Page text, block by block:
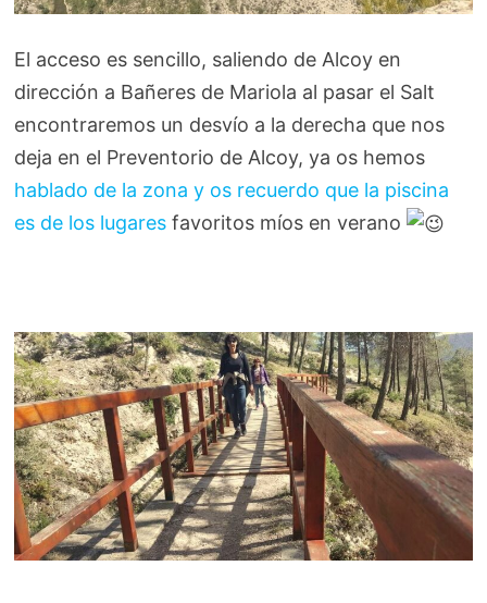
El acceso es sencillo, saliendo de Alcoy en
dirección a Bañeres de Mariola al pasar el Salt
encontraremos un desvío a la derecha que nos
deja en el Preventorio de Alcoy, ya os hemos
hablado de la zona y os recuerdo que la piscina
es de los lugaresfavoritos míos en verano